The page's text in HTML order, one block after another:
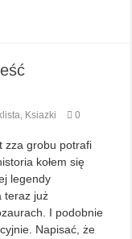
, Ksiazki 0
zza grobu potrafi
kołem się
legendy
teraz już
I podobnie
Napisać, że